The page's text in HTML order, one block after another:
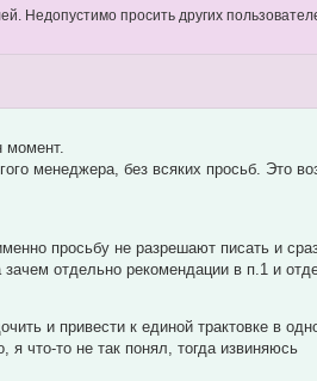
Недопустимо просить других
момент.
менеджера, без всяких просьб. Это
просьбу не разрешают писать и
отдельно рекомендации в п.1 и
и привести к единой трактовке в
что-то не так понял, тогда извиняюсь